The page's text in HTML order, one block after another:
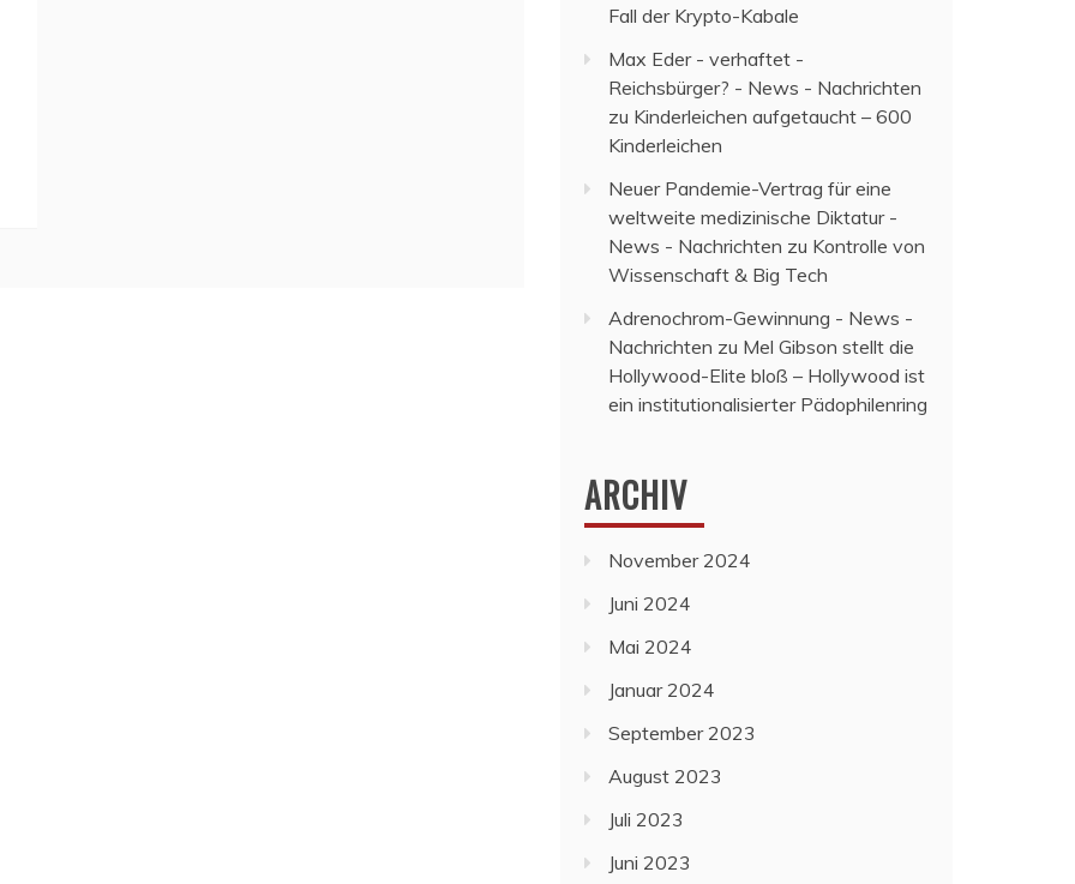
Fall der Krypto-Kabale
Max Eder - verhaftet -
Reichsbürger? - News - Nachrichten
zu Kinderleichen aufgetaucht – 600
Kinderleichen
Neuer Pandemie-Vertrag für eine
weltweite medizinische Diktatur -
News - Nachrichten zu Kontrolle von
Wissenschaft & Big Tech
Adrenochrom-Gewinnung - News -
Nachrichten zu Mel Gibson stellt die
Hollywood-Elite bloß – Hollywood ist
ein institutionalisierter Pädophilenring
ARCHIV
November 2024
Juni 2024
Mai 2024
Januar 2024
September 2023
August 2023
Juli 2023
Juni 2023